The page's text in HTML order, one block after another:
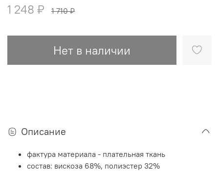
1 248 ₽ 1 710 ₽
Нет в наличии
Описание
фактура материала - плательная ткань
состав: вискоза 68%, полиэстер 32%